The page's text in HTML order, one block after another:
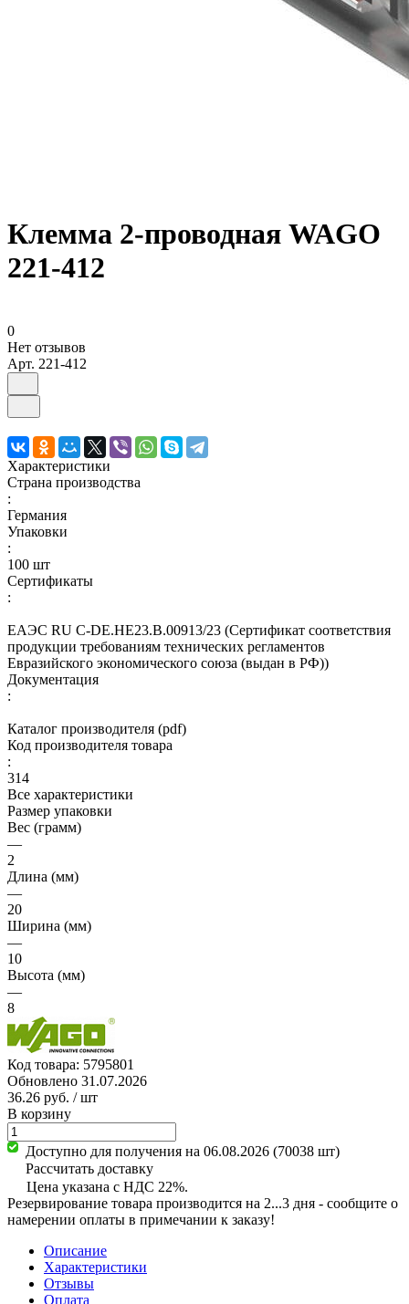
Клемма 2-проводная WAGO
221-412
0
Нет отзывов
Арт. 221-412
Характеристики
Страна производства
:
Германия
Упаковки
:
100 шт
Сертификаты
:
ЕАЭС RU С-DE.НЕ23.В.00913/23 (Сертификат соответствия
продукции требованиям технических регламентов
Евразийского экономического союза (выдан в РФ))
Документация
:
Каталог производителя (pdf)
Код производителя товара
:
314
Все характеристики
Размер упаковки
Вес (грамм)
—
2
Длина (мм)
—
20
Ширина (мм)
—
10
Высота (мм)
—
8
Код товара: 5795801
Обновлено 31.07.2026
36.26 руб. / шт
В корзину
Доступно для получения на 06.08.2026 (70038 шт)
Рассчитать доставку
Цена указана с НДС 22%.
Резервирование товара производится на 2...3 дня - сообщите о
намерении оплаты в примечании к заказу!
Описание
Характеристики
Отзывы
Оплата